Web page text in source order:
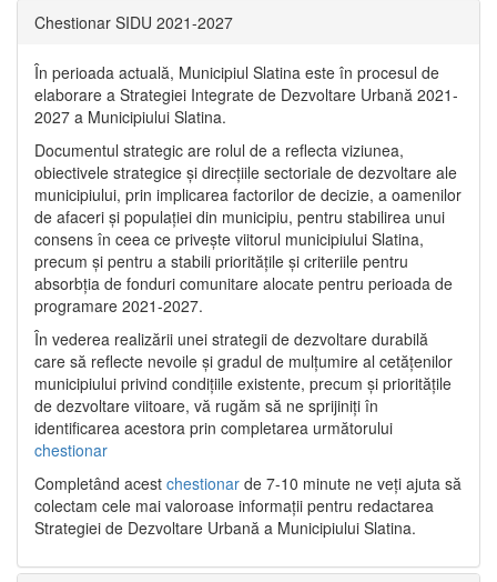
Chestionar SIDU 2021-2027
În perioada actuală, Municipiul Slatina este în procesul de
elaborare a Strategiei Integrate de Dezvoltare Urbană 2021‐
2027 a Municipiului Slatina.
Documentul strategic are rolul de a reflecta viziunea,
obiectivele strategice și direcțiile sectoriale de dezvoltare ale
municipiului, prin implicarea factorilor de decizie, a oamenilor
de afaceri și populației din municipiu, pentru stabilirea unui
consens în ceea ce privește viitorul municipiului Slatina,
precum și pentru a stabili prioritățile și criteriile pentru
absorbția de fonduri comunitare alocate pentru perioada de
programare 2021-2027.
În vederea realizării unei strategii de dezvoltare durabilă
care să reflecte nevoile și gradul de mulțumire al cetățenilor
municipiului privind condițiile existente, precum și prioritățile
de dezvoltare viitoare, vă rugăm să ne sprijiniți în
identificarea acestora prin completarea următorului
chestionar
Completând acest chestionar de 7-10 minute ne veți ajuta să
colectam cele mai valoroase informații pentru redactarea
Strategiei de Dezvoltare Urbană a Municipiului Slatina.